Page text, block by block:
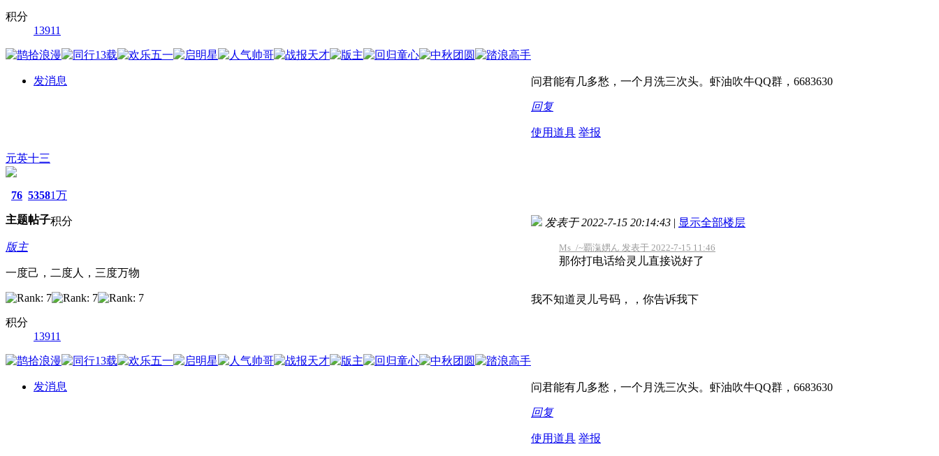
积分
13911
发消息 问君能有几多愁，一个月洗三次头。虾油吹牛QQ群，6683630
回复
使用道具 举报
元英十三
76
主题
5358
帖子
1万
积分
版主
一度己，二度人，三度万物
积分
13911
发消息
发表于 2022-7-15 20:14:43 | 显示全部楼层
Ms_/~覇滊娚ん 发表于 2022-7-15 11:46
那你打电话给灵儿直接说好了
我不知道灵儿号码，，你告诉我下
问君能有几多愁，一个月洗三次头。虾油吹牛QQ群，6683630
回复
使用道具 举报